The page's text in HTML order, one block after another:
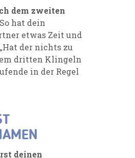
dem zweiten
So hat dein
etwas Zeit und
der nichts zu
dritten Klingeln
in der Regel
deinen